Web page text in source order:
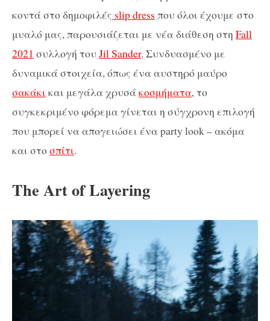
κοντά στο δημοφιλές slip dress που όλοι έχουμε στο
μυαλό μας, παρουσιάζεται με νέα διάθεση στη Fall
2021 συλλογή του Jil Sander. Συνδυασμένο με
δυναμικά στοιχεία, όπως ένα αυστηρό μαύρο
σακάκι και μεγάλα χρυσάκοσμήματα, το
συγκεκριμένο φόρεμα γίνεται η σύγχρονη επιλογή
που μπορεί να απογειώσει ένα party look – ακόμα
και στοσπίτι.
The Art of Layering